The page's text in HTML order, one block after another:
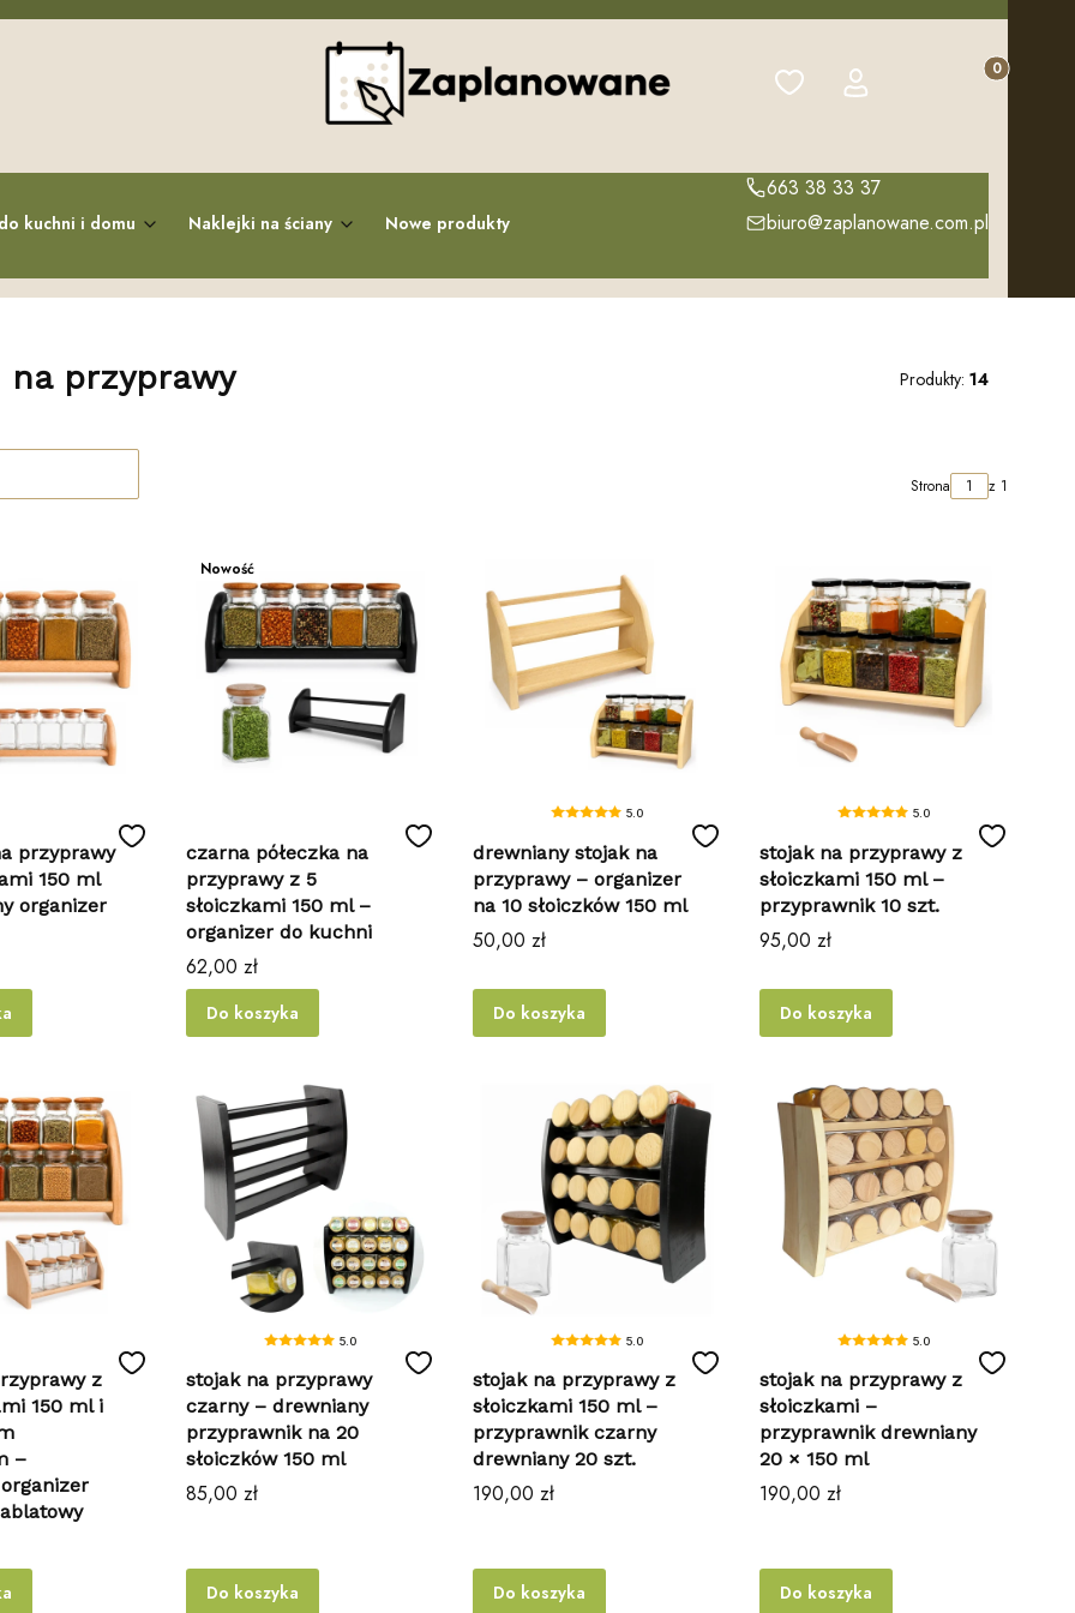
Ulubione Zaloguj się Produkty w
Koszyk
kuchni i domu Naklejki na ściany Nowe produkty
663 38 33 37
biuro@zaplanowane.com.pl
na przyprawy Produkty: 14
Strona z 1
przyprawy
150 ml
organizer
Nowość
czarna półeczka na
przyprawy z 5
słoiczkami 150 ml –
organizer do kuchni
Cena
62,00 zł
Do koszyka
5.0
drewniany stojak na
przyprawy – organizer
na 10 słoiczków 150 ml
Cena
50,00 zł
Do koszyka
5.0
stojak na przyprawy z
słoiczkami 150 ml –
przyprawnik 10 szt.
Cena
95,00 zł
Do koszyka
z
150 ml i
–
5.0
stojak na przyprawy
czarny – drewniany
przyprawnik na 20
słoiczków 150 ml
Cena
85,00 zł
Do koszyka
5.0
stojak na przyprawy z
słoiczkami 150 ml –
przyprawnik czarny
drewniany 20 szt.
Cena
190,00 zł
Do koszyka
5.0
stojak na przyprawy z
słoiczkami –
przyprawnik drewniany
20 × 150 ml
Cena
190,00 zł
Do koszyka